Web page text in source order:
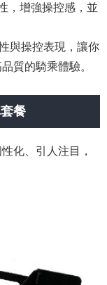
，增強操控感，並
與操控表現，讓你
質的騎乘體驗。
餐
化、引人注目，